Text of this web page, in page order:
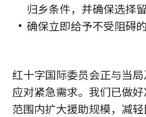
归乡条件，并确保选择
确保立即给予不受阻碍
红十字国际委员会正与当局
应对紧急需求。我们已做
范围内扩大援助规模，减